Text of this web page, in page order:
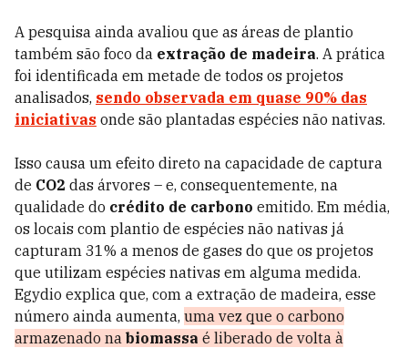
A pesquisa ainda avaliou que as áreas de plantio
também são foco da extração de madeira. A prática
foi identificada em metade de todos os projetos
analisados, sendo observada em quase 90% das
iniciativas onde são plantadas espécies não nativas.
Isso causa um efeito direto na capacidade de captura
de CO2 das árvores – e, consequentemente, na
qualidade do crédito de carbono emitido. Em média,
os locais com plantio de espécies não nativas já
capturam 31% a menos de gases do que os projetos
que utilizam espécies nativas em alguma medida.
Egydio explica que, com a extração de madeira, esse
número ainda aumenta, uma vez que o carbono
armazenado na biomassa é liberado de volta à